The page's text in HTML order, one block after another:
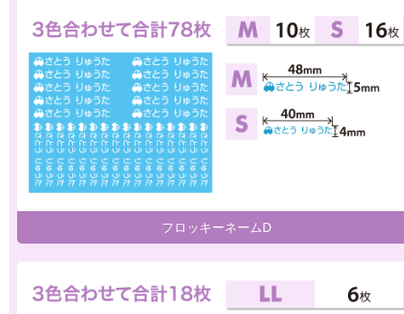
フロッキーネームD